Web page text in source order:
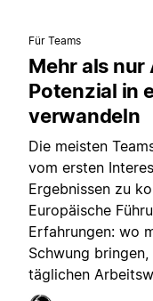
Für Teams
Mehr als nur
Potenzial in
verwandeln
Die meisten
vom ersten
Ergebnissen zu
Europäische
Erfahrungen: wo
Schwung
täglichen